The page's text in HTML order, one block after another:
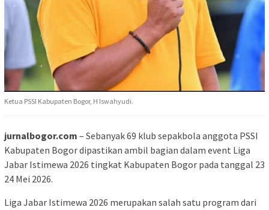
Ketua PSSI Kabupaten Bogor, H Iswahyudi.
jurnalbogor.com – Sebanyak 69 klub sepakbola anggota PSSI
Kabupaten Bogor dipastikan ambil bagian dalam event Liga
Jabar Istimewa 2026 tingkat Kabupaten Bogor pada tanggal 23
24 Mei 2026.
Liga Jabar Istimewa 2026 merupakan salah satu program dari